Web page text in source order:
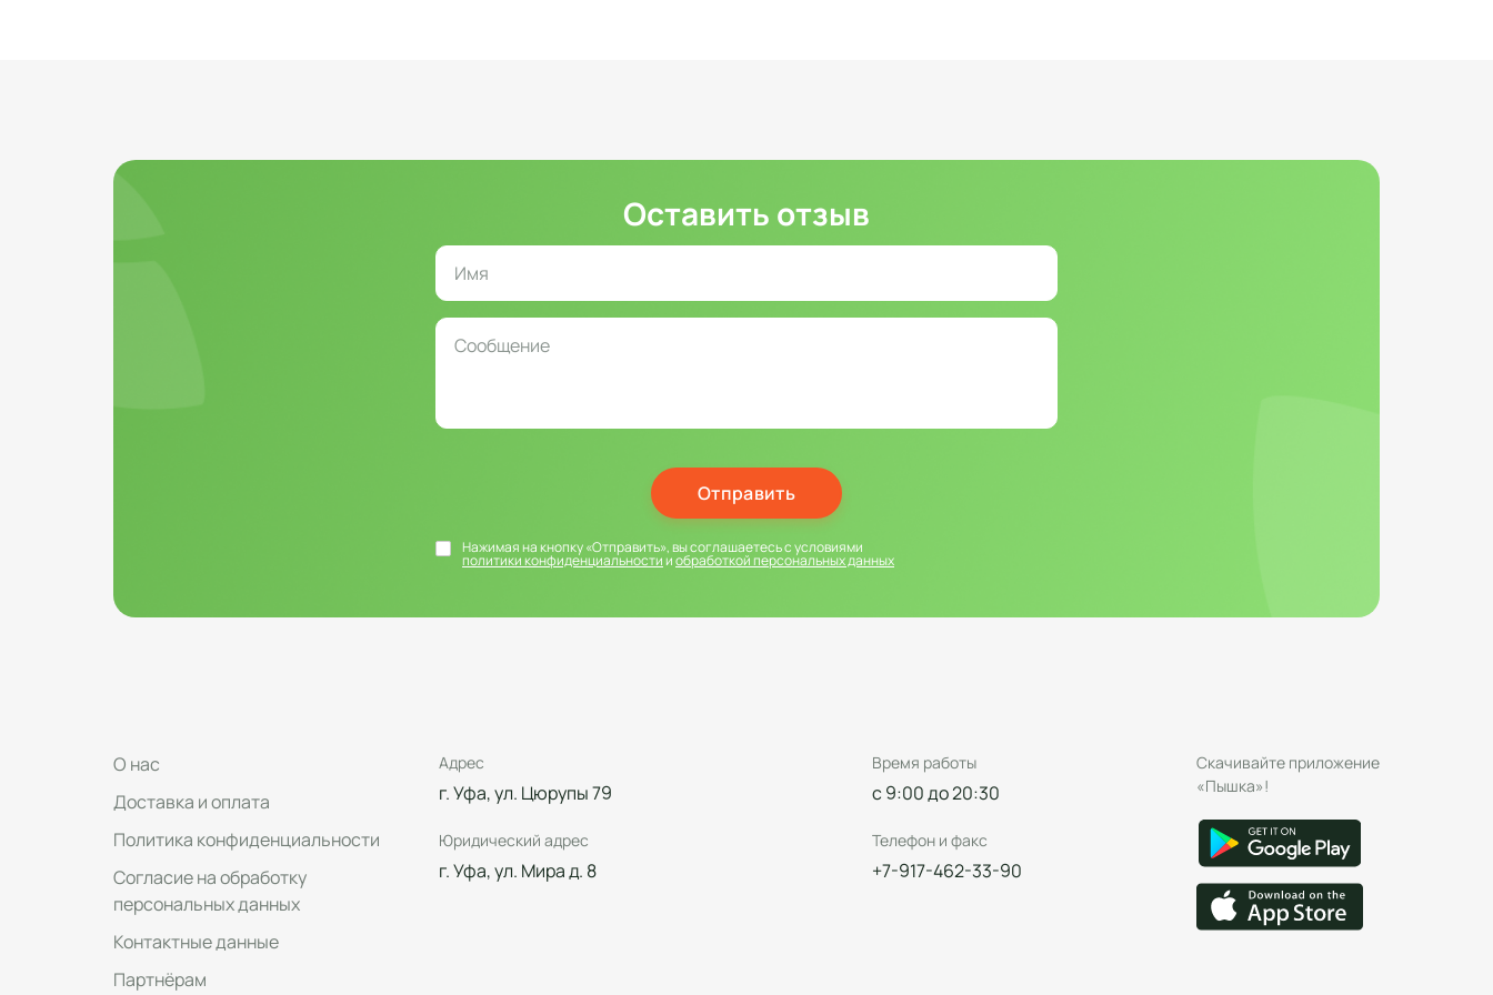
Оставить отзыв
Отправить
Нажимая на кнопку «Отправить», вы соглашаетесь с условиями
политики конфиденциальностииобработкой персональных данных
О нас
Доставка и оплата
Политика конфиденциальности
Согласие на обработку
персональных данных
Контактные данные
Партнёрам
Адрес
г. Уфа, ул. Цюрупы 79
Юридический адрес
г. Уфа, ул. Мира д. 8
Время работы
с 9:00 до 20:30
Телефон и факс
+7-917-462-33-90
Скачивайте приложение
«Пышка»!